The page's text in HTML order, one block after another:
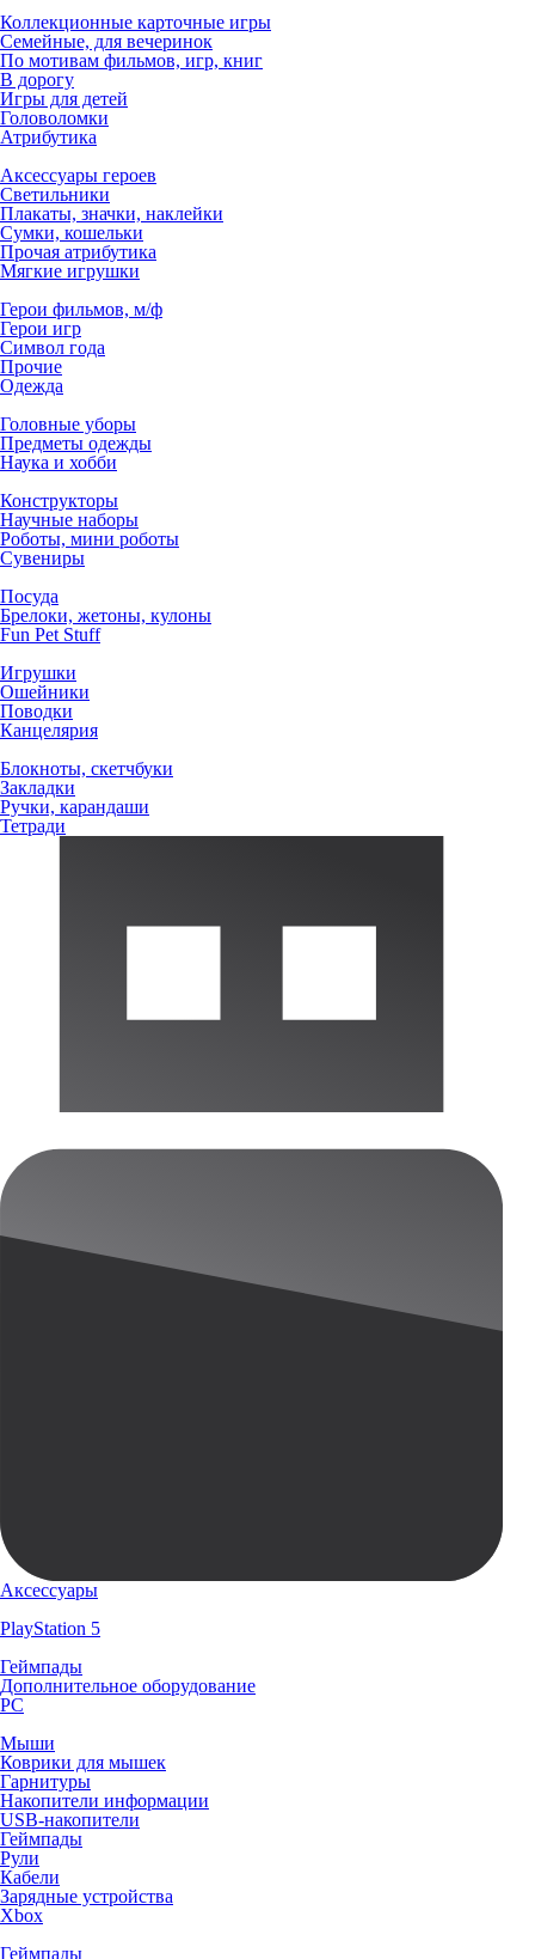
Коллекционные карточные игры
Семейные, для вечеринок
По мотивам фильмов, игр, книг
В дорогу
Игры для детей
Головоломки
Атрибутика
Аксессуары героев
Светильники
Плакаты, значки, наклейки
Сумки, кошельки
Прочая атрибутика
Мягкие игрушки
Герои фильмов, м/ф
Герои игр
Символ года
Прочие
Одежда
Головные уборы
Предметы одежды
Наука и хобби
Конструкторы
Научные наборы
Роботы, мини роботы
Сувениры
Посуда
Брелоки, жетоны, кулоны
Fun Pet Stuff
Игрушки
Ошейники
Поводки
Канцелярия
Блокноты, скетчбуки
Закладки
Ручки, карандаши
Тетради
Аксессуары
PlayStation 5
Геймпады
Дополнительное оборудование
PC
Мыши
Коврики для мышек
Гарнитуры
Накопители информации
USB-накопители
Геймпады
Рули
Кабели
Зарядные устройства
Xbox
Геймпады